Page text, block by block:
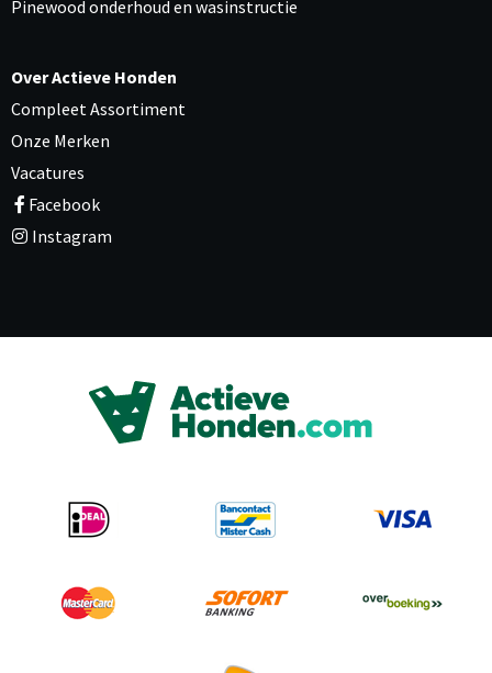
Pinewood onderhoud en wasinstructie
Over Actieve Honden
Compleet Assortiment
Onze Merken
Vacatures
Facebook
Instagram